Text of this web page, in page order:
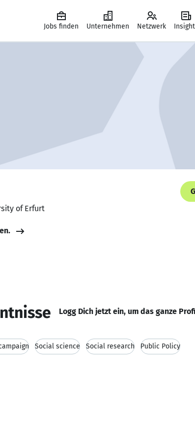
Jobs finden Unternehmen Netzwerk
of Erfurt
Logg Dich jetzt ein, um das ganze
Social science Social research Public Policy